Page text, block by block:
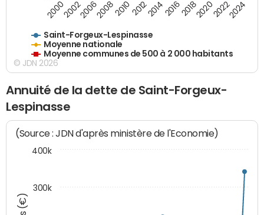
Saint-Forgeux-Lespinasse
Moyenne nationale
Moyenne communes de 500 à 2 000 habitants
200020022006200820102012201420162018202020222024
© JDN 2026
Annuité de la dette de Saint-Forgeux-
Lespinasse
(Source : JDN d'après ministère de l'Economie)
300k
400k